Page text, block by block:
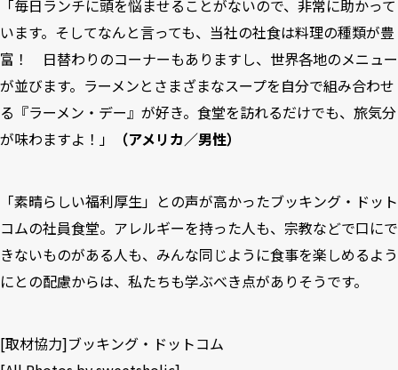
「毎日ランチに頭を悩ませることがないので、非常に助かって
います。そしてなんと言っても、当社の社食は料理の種類が豊
富！ 日替わりのコーナーもありますし、世界各地のメニュー
が並びます。ラーメンとさまざまなスープを自分で組み合わせ
る『ラーメン・デー』が好き。食堂を訪れるだけでも、旅気分
が味わますよ！」
（アメリカ／男性）
「素晴らしい福利厚生」との声が高かったブッキング・ドット
コムの社員食堂。アレルギーを持った人も、宗教などで口にで
きないものがある人も、みんな同じように食事を楽しめるよう
にとの配慮からは、私たちも学ぶべき点がありそうです。
[取材協力]ブッキング・ドットコム